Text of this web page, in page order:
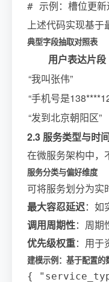
# 示例：槽位
上述代码实现基于
典型字段抽取对照表
用户表达片段
“我叫张伟”
“手机号是
“发到北京朝阳区”
2.3 服务类型与时
在微服务架构中，
服务分类与偏好维度
可将服务划分为实
最大容忍延迟：如
调用周期性：周期
优先级权重：用于
建模示例：基于配置的
{